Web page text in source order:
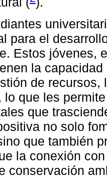
para el
Estos jóvenes,
la
de
lo que les
que
no solo
que también
la conexión
conservación